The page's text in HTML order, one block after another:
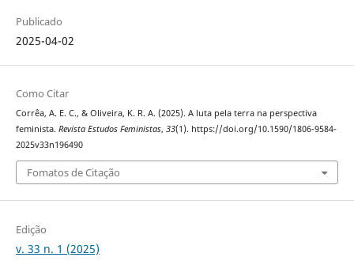
Publicado
2025-04-02
Como Citar
Corrêa, A. E. C., & Oliveira, K. R. A. (2025). A luta pela terra na perspectiva
feminista. Revista Estudos Feministas, 33(1). https://doi.org/10.1590/1806-9584-
2025v33n196490
Fomatos de Citação
Edição
v. 33 n. 1 (2025)